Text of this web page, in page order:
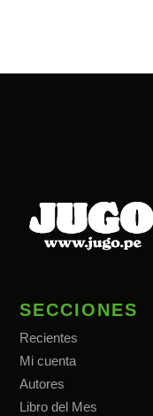
SECCIONES
Recientes
Mi cuenta
Autores
Libro del Mes